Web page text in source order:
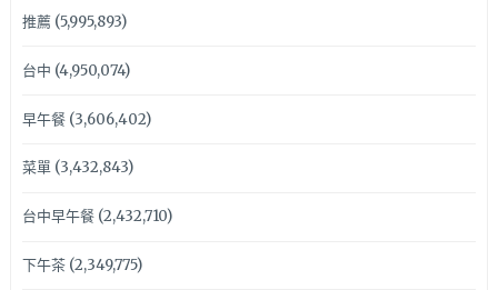
推薦(5,995,893)
台中 (4,950,074)
早午餐(3,606,402)
菜單(3,432,843)
台中早午餐(2,432,710)
下午茶(2,349,775)